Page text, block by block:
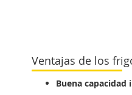
Ventajas de los
Buena capacidad